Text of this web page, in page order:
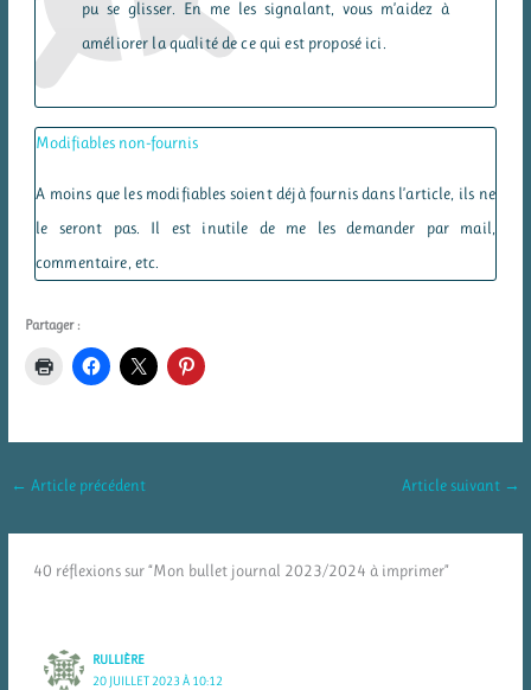
pu se glisser. En me les signalant, vous m’aidez à
améliorer la qualité de ce qui est proposé ici.
Modifiables non-fournis
A moins que les modifiables soient déjà fournis dans l’article, ils ne
le seront pas. Il est inutile de me les demander par mail,
commentaire, etc.
Partager :
← Article précédent Article suivant →
40 réflexions sur “Mon bullet journal 2023/2024 à imprimer”
RULLIÈRE
20 JUILLET 2023 À 10:12